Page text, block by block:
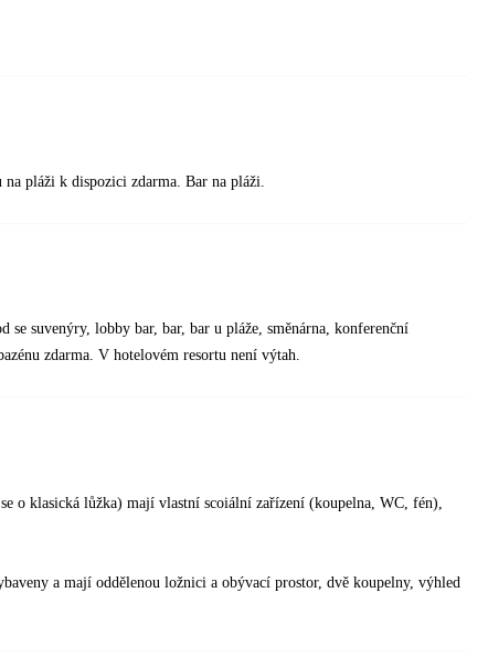
pláži k dispozici zdarma. Bar na pláži.
se suvenýry, lobby bar, bar, bar u pláže, směnárna, konferenční
zdarma. V hotelovém resortu není výtah.
o klasická lůžka) mají vlastní scoiální zařízení (koupelna, WC, fén),
a mají oddělenou ložnici a obývací prostor, dvě koupelny, výhled